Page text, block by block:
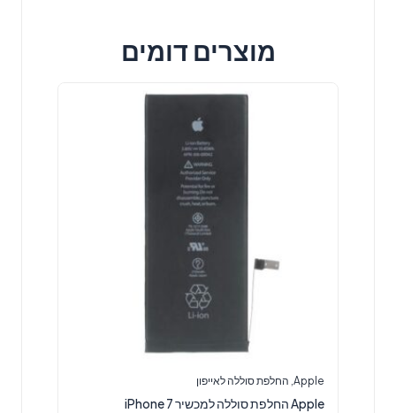
מוצרים דומים
Apple החלפת סוללה לאייפון
Apple החלפת סוללה למכשיר iPhone 7